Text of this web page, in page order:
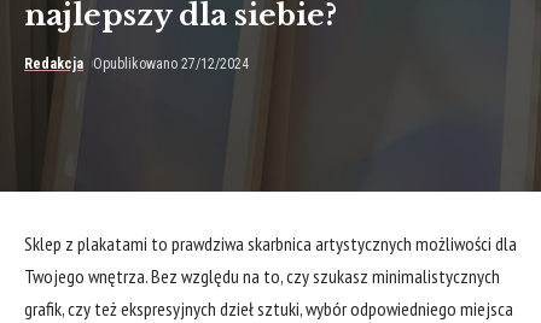
najlepszy dla siebie?
Redakcja Opublikowano 27/12/2024
Sklep z plakatami to prawdziwa skarbnica artystycznych możliwości dla
Twojego wnętrza. Bez względu na to, czy szukasz minimalistycznych
grafik, czy też ekspresyjnych dzieł sztuki, wybór odpowiedniego miejsca